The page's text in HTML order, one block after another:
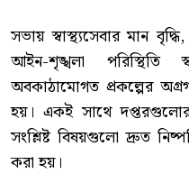
‎সভায় স্বাস্থ্যসেবার মান
আইন-শৃঙ্খলা পরিস্থিতি
অবকাঠামোগত প্রকল্পের
হয়। একই সাথে দপ্তরগুলোর
সংশ্লিষ্ট বিষয়গুলো দ্রুত
করা হয়।